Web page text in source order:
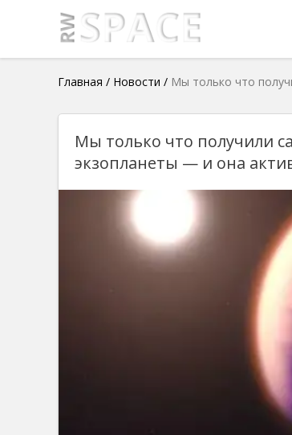
Главная / Новости / Мы только что
Мы только что получили
экзопланеты — и она